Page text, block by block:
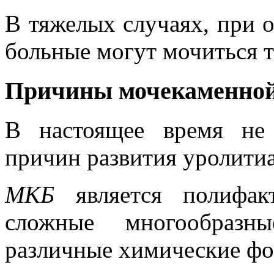
В тяжелых случаях, при
больные могут мочиться
Причины
В настоящее время не
причин развития
МКБ является
сложные
различные химические